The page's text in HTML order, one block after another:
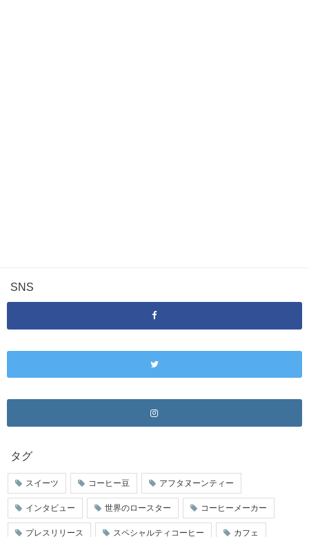
SNS
タグ
スイーツ コーヒー豆 アフタヌーンティー
インタビュー 世界のロースター コーヒーメーカー
プレスリリース スペシャルティコーヒー カフェ